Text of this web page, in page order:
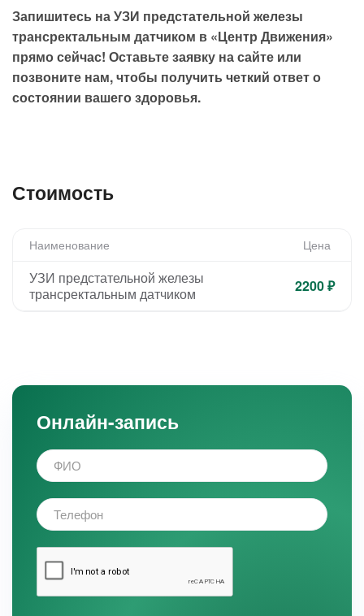
Запишитесь на УЗИ предстательной железы
трансректальным датчиком в «Центр Движения»
прямо сейчас! Оставьте заявку на сайте или
позвоните нам, чтобы получить четкий ответ о
состоянии вашего здоровья.
Стоимость
Наименование Цена
УЗИ предстательной железы
трансректальным датчиком
2200 ₽
Онлайн-запись